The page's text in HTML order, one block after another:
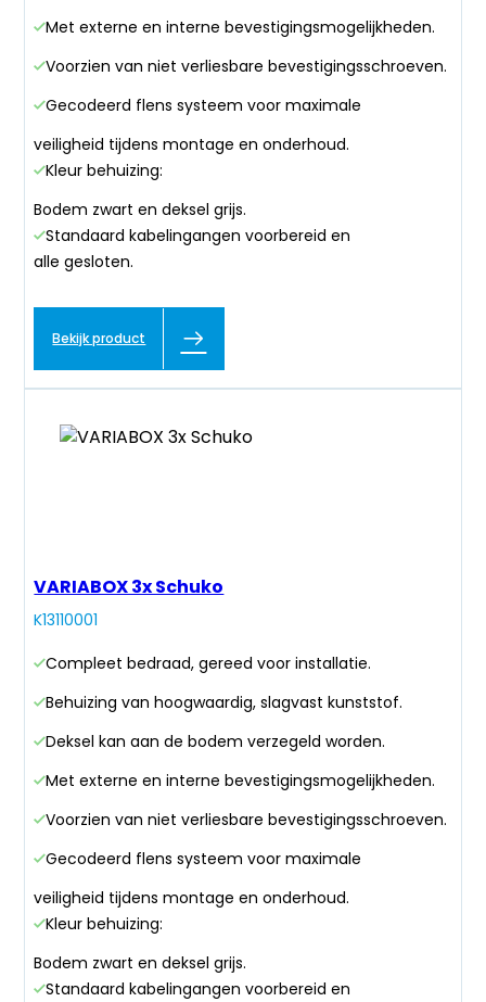
Met externe en interne bevestigingsmogelijkheden.
Voorzien van niet verliesbare bevestigingsschroeven.
Gecodeerd flens systeem voor maximale
veiligheid tijdens montage en onderhoud.
Kleur behuizing:
Bodem zwart en deksel grijs.
Standaard kabelingangen voorbereid en
alle gesloten.
Bekijk product
VARIABOX 3x Schuko
K13110001
Compleet bedraad, gereed voor installatie.
Behuizing van hoogwaardig, slagvast kunststof.
Deksel kan aan de bodem verzegeld worden.
Met externe en interne bevestigingsmogelijkheden.
Voorzien van niet verliesbare bevestigingsschroeven.
Gecodeerd flens systeem voor maximale
veiligheid tijdens montage en onderhoud.
Kleur behuizing:
Bodem zwart en deksel grijs.
Standaard kabelingangen voorbereid en